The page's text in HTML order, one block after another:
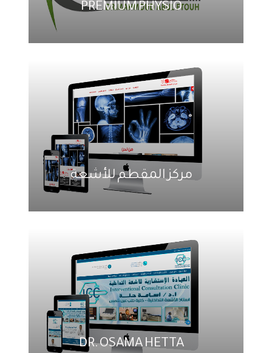
PREMIUM PHYSIO
مركز المقطم للأشعة
DR. OSAMA HETTA